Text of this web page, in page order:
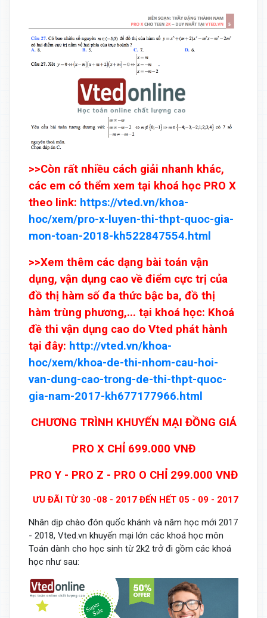
>>Còn rất nhiều cách giải nhanh khác,
các em có thểm xem tại khoá học PRO X
theo link: https://vted.vn/khoa-
hoc/xem/pro-x-luyen-thi-thpt-quoc-gia-
mon-toan-2018-kh522847554.html
>>Xem thêm các dạng bài toán vận
dụng, vận dụng cao về điểm cực trị của
đồ thị hàm số đa thức bậc ba, đồ thị
hàm trùng phương,... tại khoá học: Khoá
đề thi vận dụng cao do Vted phát hành
tại đây: http://vted.vn/khoa-
hoc/xem/khoa-de-thi-nhom-cau-hoi-
van-dung-cao-trong-de-thi-thpt-quoc-
gia-nam-2017-kh677177966.html
CHƯƠNG TRÌNH KHUYẾN MẠI ĐỒNG GIÁ
PRO X CHỈ 699.000 VNĐ
PRO Y - PRO Z - PRO O CHỈ 299.000 VNĐ
ƯU ĐÃI TỪ 30 -08 - 2017 ĐẾN HẾT 05 - 09 - 2017
Nhân dịp chào đón quốc khánh và năm học mới 2017
- 2018, Vted.vn khuyến mại lớn các khoá học môn
Toán dành cho học sinh từ 2k2 trở đi gồm các khoá
học như sau: